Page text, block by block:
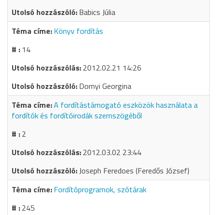
Babics Júlia
Könyv fordítás
14
2012.02.21 14:26
Dornyi Georgina
A fordítástámogató eszközök használata a
fordítók és fordítóirodák szemszögéből
2
2012.03.02 23:44
Joseph Feredoes (Feredős József)
Fordítóprogramok, szótárak
245